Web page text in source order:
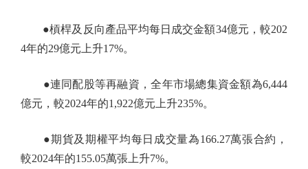
●槓桿及反向產品平均每日成交金額34億元，較202
4年的29億元上升17%。
●連同配股等再融資，全年市場總集資金額為6,444
億元，較2024年的1,922億元上升235%。
●期貨及期權平均每日成交量為166.27萬張合約，
較2024年的155.05萬張上升7%。